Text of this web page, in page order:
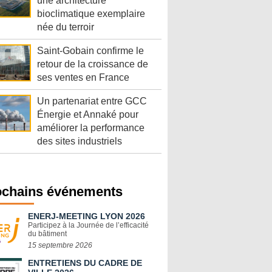
bioclimatique exemplaire
née du terroir
Saint-Gobain confirme le
retour de la croissance de
ses ventes en France
Un partenariat entre GCC
Énergie et Annaké pour
améliorer la performance
des sites industriels
événements
ENERJ-MEETING LYON 2026
Participez à la Journée de l’efficacité
du bâtiment
15 septembre 2026
ENTRETIENS DU CADRE DE